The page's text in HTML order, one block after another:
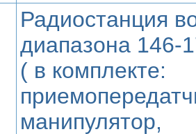
Радиостанция
диапазона 146-
( в комплекте:
манипулятор,